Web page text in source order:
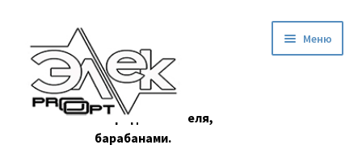
навигации
содержимому
Оптовая продажа кабеля,
барабанами.
Меню